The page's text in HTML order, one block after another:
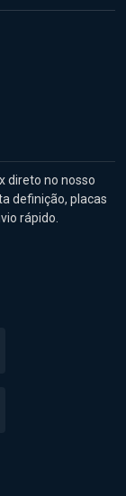
direto no nosso
definição, placas
rápido.